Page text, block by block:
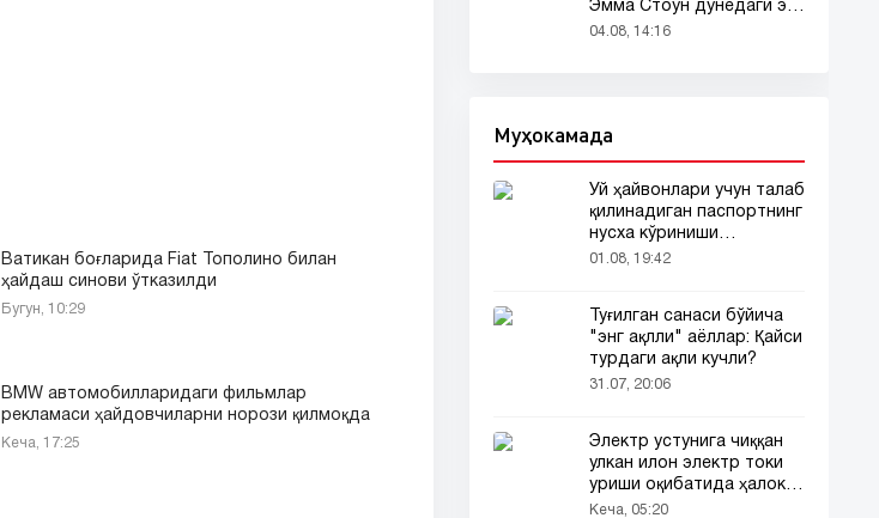
Ватикан боғларида Fiat Тополино билан
ҳайдаш синови ўтказилди
Бугун, 10:29
BMW автомобилларидаги фильмлар
рекламаси ҳайдовчиларни норози қилмоқда
Кеча, 17:25
Эмма Стоун дунёдаги энг
гўзал аёл деб топилди!
04.08, 14:16
Муҳокамада
Уй ҳайвонлари учун талаб
қилинадиган паспортнинг
нусха кўриниши
тармоқларда тарқалди
01.08, 19:42
Туғилган санаси бўйича
"энг ақлли" аёллар: Қайси
турдаги ақли кучли?
31.07, 20:06
Электр устунига чиққан
улкан илон электр токи
уриши оқибатида ҳалок
бўлди
Кеча, 05:20